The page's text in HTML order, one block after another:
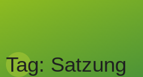
Tag: Satzung